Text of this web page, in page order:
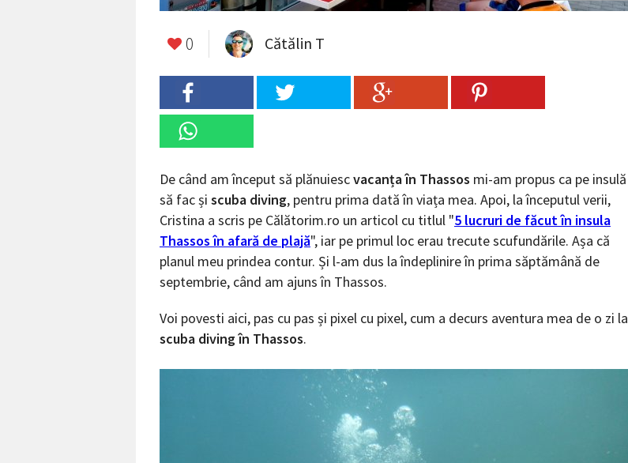
0 Cătălin T
De când am început să plănuiescvacanța în Thassos mi-am propus ca pe insulă
să fac și scuba diving, pentru prima dată în viața mea. Apoi, la începutul verii,
Cristina a scris pe Călătorim.ro un articol cu titlul "5 lucruri de făcut în insula
Thassos în afară de plajă", iar pe primul loc erau trecute scufundările. Așa că
planul meu prindea contur. Și l-am dus la îndeplinire în prima săptămână de
septembrie, când am ajuns în Thassos.
Voi povesti aici, pas cu pas și pixel cu pixel, cum a decurs aventura mea de o zi la
scuba diving în Thassos.